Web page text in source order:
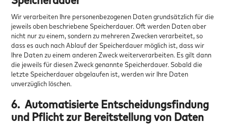
Wir verarbeiten Ihre personenbezogenen Daten grundsätzlich für die
jeweils oben beschriebene Speicherdauer. Oft werden Daten aber
nicht nur zu einem, sondern zu mehreren Zwecken verarbeitet, so
dass es auch nach Ablauf der Speicherdauer möglich ist, dass wir
Ihre Daten zu einem anderen Zweck weiterverarbeiten. Es gilt dann
die jeweils für diesen Zweck genannte Speicherdauer. Sobald die
letzte Speicherdauer abgelaufen ist, werden wir Ihre Daten
unverzüglich löschen.
6. Automatisierte Entscheidungsfindung
und Pflicht zur Bereitstellung von Daten